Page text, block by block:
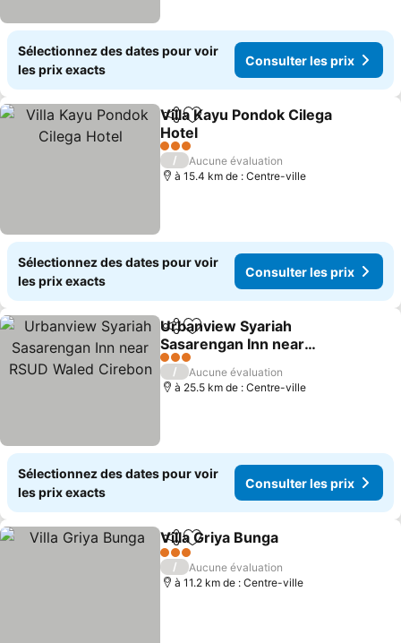
Sélectionnez des dates pour voir
les prix exacts
Consulter les prix
PartagerAjouter à mes favoris
Villa Kayu Pondok Cilega
Hotel
Consulter les prix
3 Étoiles
/
Aucune évaluation
à 15.4 km de : Centre-ville
Sélectionnez des dates pour voir
les prix exacts
Consulter les prix
PartagerAjouter à mes favoris
Urbanview Syariah
Sasarengan Inn near
RSUD Waled Cirebon
Consulter les prix
3 Étoiles
/
Aucune évaluation
à 25.5 km de : Centre-ville
Sélectionnez des dates pour voir
les prix exacts
Consulter les prix
PartagerAjouter à mes favoris
Villa Griya Bunga
3 Étoiles
/
Aucune évaluation
à 11.2 km de : Centre-ville